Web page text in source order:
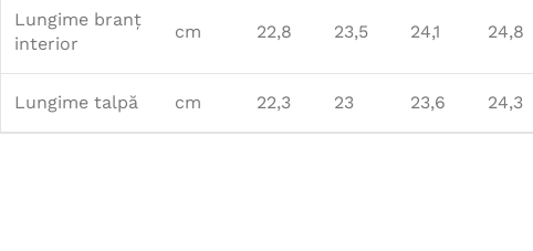
Lungime branț
interior
cm 22,8 23,5 24,1 24,8
Lungime talpă cm 22,3 23 23,6 24,3